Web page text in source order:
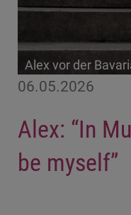
06.05.2026
Alex: “In
be myself”
Alex vor der